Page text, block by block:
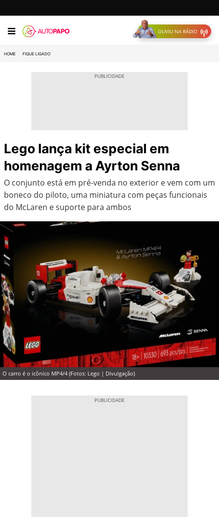
OUVIU NA RÁDIO
HOME FIQUE LIGADO
Lego lança kit especial em
homenagem a Ayrton Senna
O conjunto está em pré-venda no exterior e vem com um
boneco do piloto, uma miniatura com peças funcionais
do McLaren e suporte para ambos
O carro é o icônico MP4/4 (Fotos: Lego | Divulgação)